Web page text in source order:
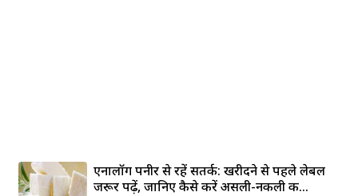
एनालॉग पनीर से रहें सतर्क: खरीदने से पहले लेबल
जरूर पढ़ें, जानिए कैसे करें असली-नकली की...